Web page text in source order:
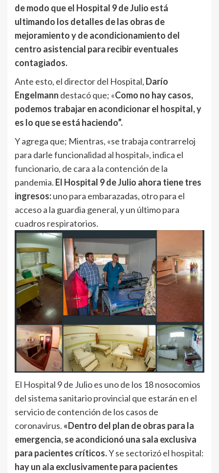
de modo que el Hospital 9 de Julio está
ultimando los detalles de las obras de
mejoramiento y de acondicionamiento del
centro asistencial para recibir eventuales
contagiados.
Ante esto, el director del Hospital, Darío
Engelmann destacó que; «Como no hay casos,
podemos trabajar en acondicionar el hospital, y
es lo que se está haciendo”.
Y agrega que; Mientras, «se trabaja contrarreloj
para darle funcionalidad al hospital», indica el
funcionario, de cara a la contención de la
pandemia. El Hospital 9 de Julio ahora tiene tres
ingresos:uno para embarazadas, otro para el
acceso a la guardia general, y un último para
cuadros respiratorios.
El Hospital 9 de Julio es uno de los 18 nosocomios
del sistema sanitario provincial que estarán en el
servicio de contención de los casos de
coronavirus. «Dentro del plan de obras para la
emergencia, se acondicionó una sala exclusiva
para pacientes críticos.Y se sectorizó el hospital:
hay un ala exclusivamente para pacientes